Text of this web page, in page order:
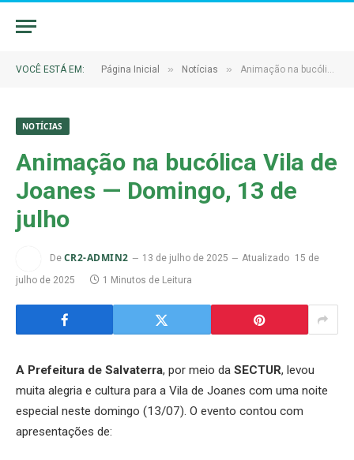
VOCÊ ESTÁ EM: Página Inicial » Notícias » Animação na bucólica Vila de Joanes — Domingo, 13 de julho
NOTÍCIAS
Animação na bucólica Vila de
Joanes — Domingo, 13 de
julho
De CR2-ADMIN2 13 de julho de 2025 Atualizado 15 de
julho de 2025
1 Minutos de Leitura
A Prefeitura de Salvaterra, por meio da SECTUR, levou
muita alegria e cultura para a Vila de Joanes com uma noite
especial neste domingo (13/07). O evento contou com
apresentações de: